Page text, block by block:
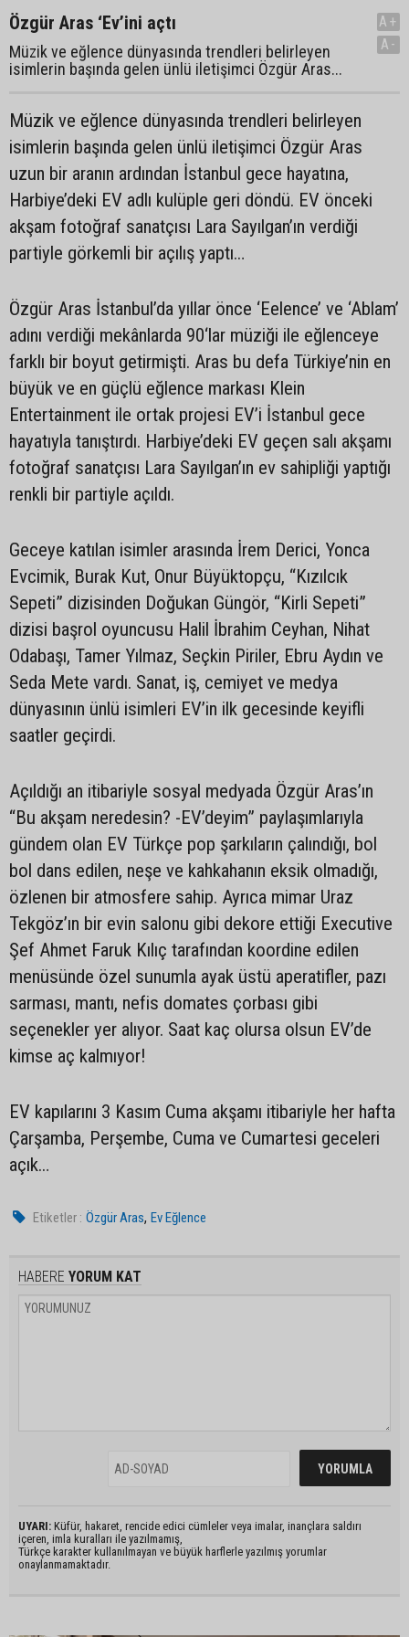
Özgür Aras ‘Ev’ini açtı
Müzik ve eğlence dünyasında trendleri belirleyen
isimlerin başında gelen ünlü iletişimci Özgür Aras...
A+
A-
Müzik ve eğlence dünyasında trendleri belirleyen
isimlerin başında gelen ünlü iletişimci Özgür Aras
uzun bir aranın ardından İstanbul gece hayatına,
Harbiye’deki EV adlı kulüple geri döndü. EV önceki
akşam fotoğraf sanatçısı Lara Sayılgan’ın verdiği
partiyle görkemli bir açılış yaptı…
Özgür Aras İstanbul’da yıllar önce ‘Eelence’ ve ‘Ablam’
adını verdiği mekânlarda 90‘lar müziği ile eğlenceye
farklı bir boyut getirmişti. Aras bu defa Türkiye’nin en
büyük ve en güçlü eğlence markası Klein
Entertainment ile ortak projesi EV’i İstanbul gece
hayatıyla tanıştırdı. Harbiye’deki EV geçen salı akşamı
fotoğraf sanatçısı Lara Sayılgan’ın ev sahipliği yaptığı
renkli bir partiyle açıldı.
Geceye katılan isimler arasında İrem Derici, Yonca
Evcimik, Burak Kut, Onur Büyüktopçu, “Kızılcık
Sepeti” dizisinden Doğukan Güngör, “Kirli Sepeti”
dizisi başrol oyuncusu Halil İbrahim Ceyhan, Nihat
Odabaşı, Tamer Yılmaz, Seçkin Piriler, Ebru Aydın ve
Seda Mete vardı. Sanat, iş, cemiyet ve medya
dünyasının ünlü isimleri EV’in ilk gecesinde keyifli
saatler geçirdi.
Açıldığı an itibariyle sosyal medyada Özgür Aras’ın
“Bu akşam neredesin? -EV’deyim” paylaşımlarıyla
gündem olan EV Türkçe pop şarkıların çalındığı, bol
bol dans edilen, neşe ve kahkahanın eksik olmadığı,
özlenen bir atmosfere sahip. Ayrıca mimar Uraz
Tekgöz’ın bir evin salonu gibi dekore ettiği Executive
Şef Ahmet Faruk Kılıç tarafından koordine edilen
menüsünde özel sunumla ayak üstü aperatifler, pazı
sarması, mantı, nefis domates çorbası gibi
seçenekler yer alıyor. Saat kaç olursa olsun EV’de
kimse aç kalmıyor!
EV kapılarını 3 Kasım Cuma akşamı itibariyle her hafta
Çarşamba, Perşembe, Cuma ve Cumartesi geceleri
açık…
Etiketler : Özgür Aras,Ev Eğlence
HABERE YORUM KAT
UYARI: Küfür, hakaret, rencide edici cümleler veya imalar, inançlara saldırı
içeren, imla kuralları ile yazılmamış,
Türkçe karakter kullanılmayan ve büyük harflerle yazılmış yorumlar
onaylanmamaktadır.